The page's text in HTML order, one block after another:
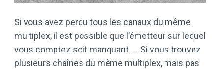
Si vous avez perdu tous les canaux du même
multiplex, il est possible que l’émetteur sur lequel
vous comptez soit manquant. … Si vous trouvez
plusieurs chaînes du même multiplex, mais pas